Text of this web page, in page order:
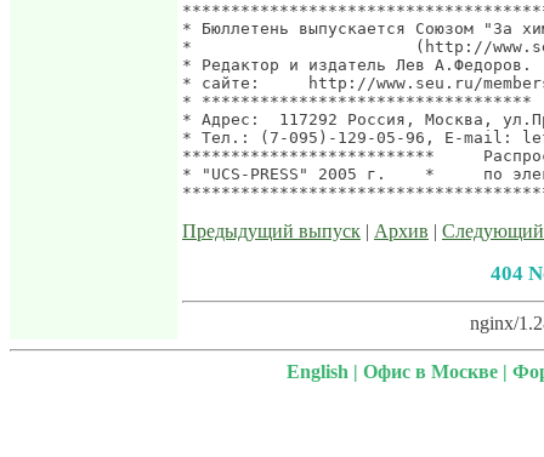
* Бюллетень выпускается Союзом "За
*                       (http://
* Редактор и издатель Лев
* сайте:     http://www.seu.ru/
*
* Адрес:  117292 Россия, Москва,
* Тел.: (7-095)-129-05-96, E-mail:
**************************
* "UCS-PRESS" 2005 г.    *     по
Предыдущий выпуск | Архив |
404
nginx/
English | Офис в Москве |